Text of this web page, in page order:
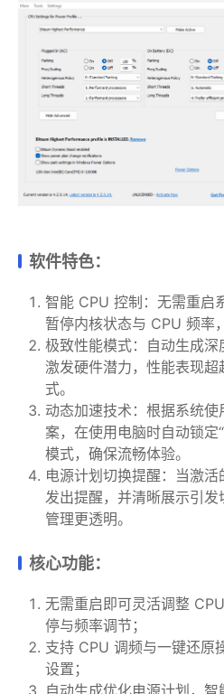
软件特色：
智能 CPU 控制：无需重启
暂停内核状态与 CPU 频率
极致性能模式：自动生成
激发硬件潜力，性能表现
式。
动态加速技术：根据系统
案，在使用电脑时自动锁
模式，确保流畅体验。
电源计划切换提醒：当激
发出提醒，并清晰展示引
管理更透明。
核心功能：
无需重启即可灵活调整
停与频率调节；
支持 CPU 调频与一键还原
设置；